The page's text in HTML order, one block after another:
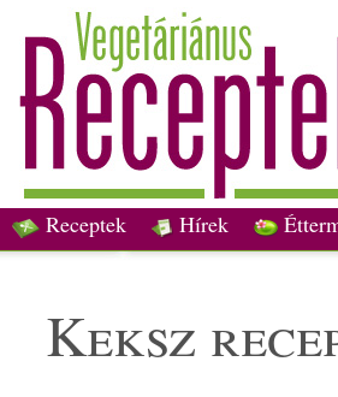
Receptek Hírek
keksz